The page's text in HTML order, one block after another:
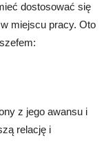
dostosować się
miejscu pracy. Oto
z jego awansu i
relację i